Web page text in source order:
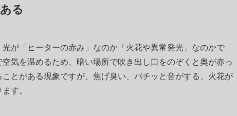
る
が「ヒーターの赤み」なのか「火花や異常発光」なのかで
気を温めるため、暗い場所で吹き出し口をのぞくと奥が赤っ
とがある現象ですが、焦げ臭い、バチッと音がする、火花が
す。